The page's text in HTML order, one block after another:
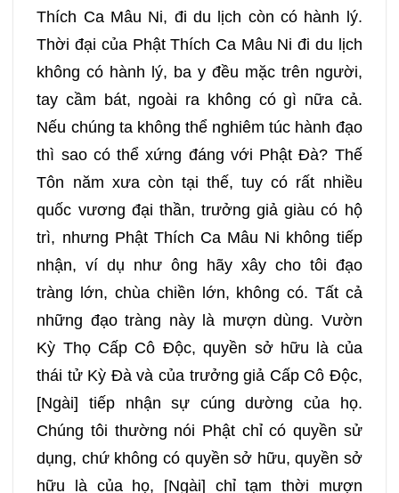
Thích Ca Mâu Ni, đi du lịch còn có hành lý.
Thời đại của Phật Thích Ca Mâu Ni đi du lịch
không có hành lý, ba y đều mặc trên người,
tay cầm bát, ngoài ra không có gì nữa cả.
Nếu chúng ta không thể nghiêm túc hành đạo
thì sao có thể xứng đáng với Phật Đà? Thế
Tôn năm xưa còn tại thế, tuy có rất nhiều
quốc vương đại thần, trưởng giả giàu có hộ
trì, nhưng Phật Thích Ca Mâu Ni không tiếp
nhận, ví dụ như ông hãy xây cho tôi đạo
tràng lớn, chùa chiền lớn, không có. Tất cả
những đạo tràng này là mượn dùng. Vườn
Kỳ Thọ Cấp Cô Độc, quyền sở hữu là của
thái tử Kỳ Đà và của trưởng giả Cấp Cô Độc,
[Ngài] tiếp nhận sự cúng dường của họ.
Chúng tôi thường nói Phật chỉ có quyền sử
dụng, chứ không có quyền sở hữu, quyền sở
hữu là của họ, [Ngài] chỉ tạm thời mượn